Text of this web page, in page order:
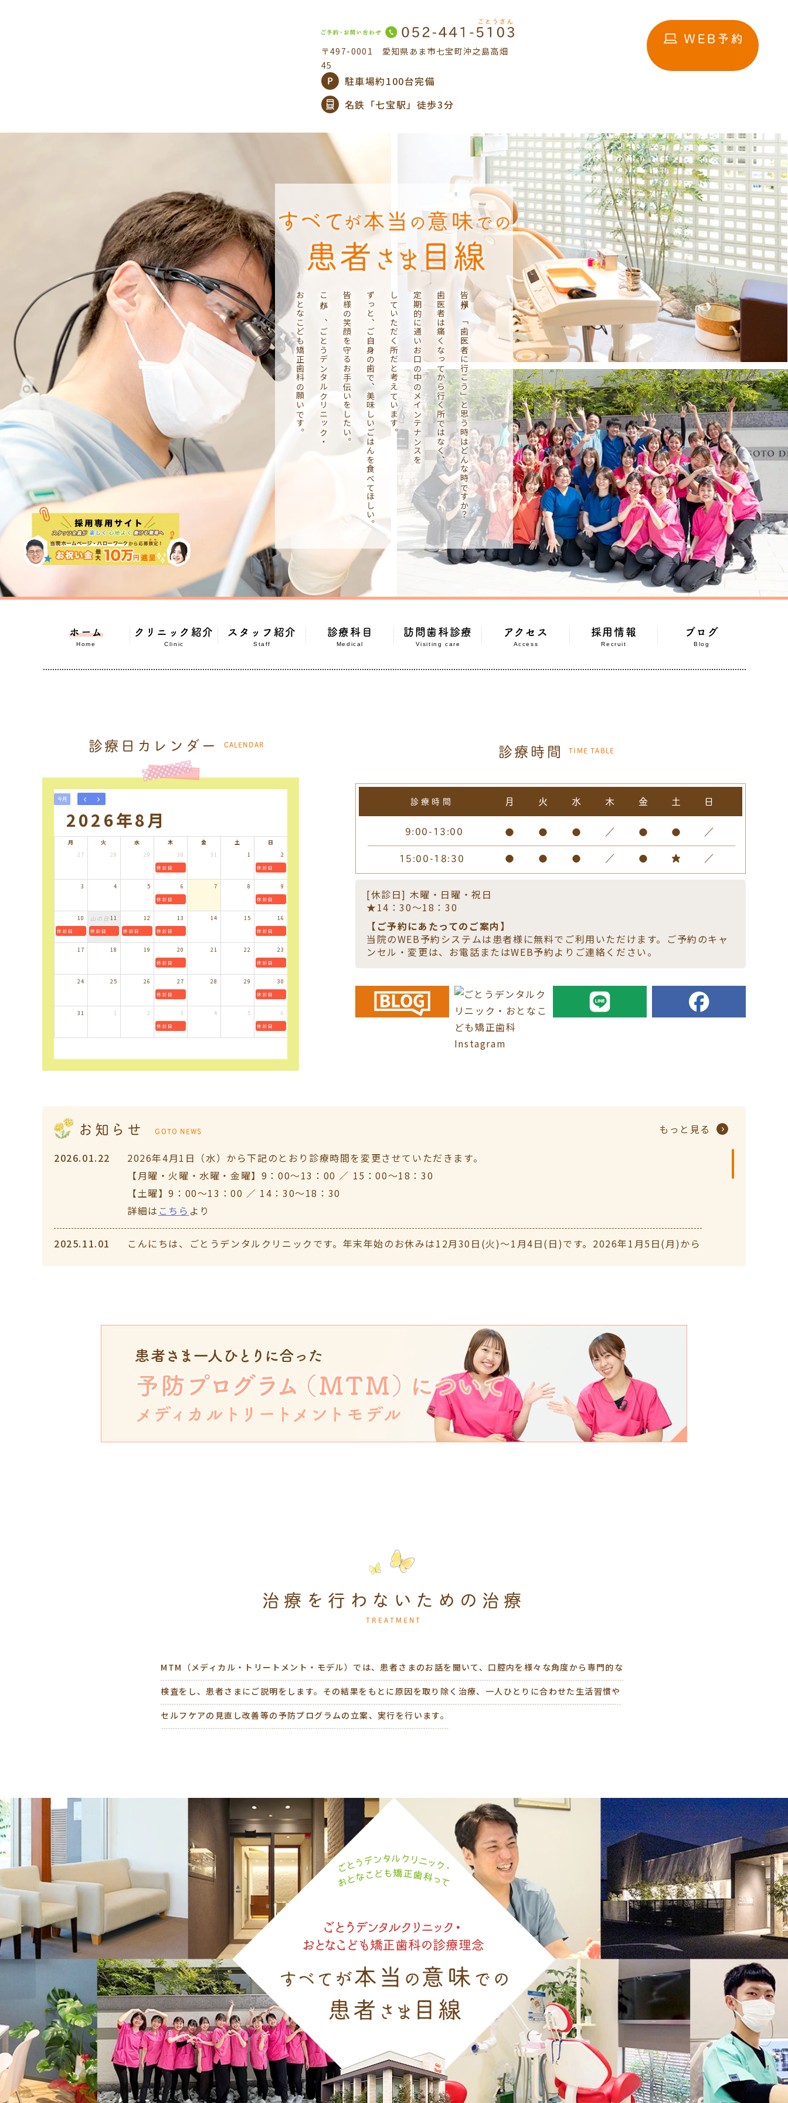
〒497-0001 愛知県あま市七宝町沖之島高畑
45
駐車場約100台完備
名鉄「七宝駅」徒歩3分
皆様が「歯医者に行こう」と思う時はどんな時ですか？
歯医者は痛くなってから行く所ではなく、
定期的に通いお口の中のメインテナンスを
していただく所だと考えています。
ずっと、ご自身の歯で、美味しいごはんを食べてほしい。
皆様の笑顔を守るお手伝いをしたい。
これが、ごとうデンタルクリニック・
おとなこども矯正歯科の願いです。
ホーム
Home
クリニック紹介
Clinic
スタッフ紹介
Staff
診療科目
Medical
訪問歯科診療
Visiting care
アクセス
Access
採用情報
Recruit
ブログ
Blog
診療日カレンダー CALENDAR
今月
2026年8月
月 火 水 木 金 土
日
27
28 29 30
休診日
31 1 2
休診日
3 4 5 6
休診日
7 8 9
休診日
10
休診日
11
休診日
山の日 12
休診日
13
休診日
14 15 16
休診日
17 18 19 20
休診日
21 22 23
休診日
24 25 26 27
休診日
28 29 30
休診日
31 1 2 3
休診日
4 5 6
休診日
診療時間 TIME TABLE
診療時間 月 火 水 木 金 土 日
9:00-13:00 ● ● ● ／ ● ●
／
15:00-18:30
● ● ● ／ ● ★ ／
[休診日] 木曜・日曜・祝日
★14：30～18：30
【ご予約にあたってのご案内】
当院のWEB予約システムは患者様に無料でご利用いただけます。ご予約のキャ
ンセル・変更は、お電話またはWEB予約よりご連絡ください。
お知らせ GOTO NEWS
2026.01.22
2026年4月1日（水）から下記のとおり診療時間を変更させていただきます。
【月曜・火曜・水曜・金曜】 9：00～13：00 ／ 15：00～18：30
【土曜】9：00～13：00 ／ 14：30～18：30
詳細は こちら より
2025.11.01
こんにちは、ごとうデンタルクリニックです。年末年始のお休みは12月30日(火)〜1月4日(日)です。2026年1月5日(月)から
日）は休診日となります。お盆明けは8月15日（金曜日）からになります。 診療時間は、午前9:00〜12:30(最終受付12：
00)、午後14:30〜18:30(最終受付18:00) です。よろしくお願い致します。
誠に勝手ながら、明日6/17(火)研修会参加のため 休診とさせていただきます。 ご不便・ご迷惑をおかけしますが、 ご理解
のほどよろしくお願いいたします。 明後日6/18(水)から通常通り診療いたします。 よろしくお願いいたします。 ごとうデ
ンタルクリニック 院長
もっと見る
治療を行わないための治療
TREATMENT
MTM（メディカル・トリートメント・モデル）では、患者さまのお話を聞いて、口腔内を様々な角度から専門的な
検査をし、患者さまにご説明をします。その結果をもとに原因を取り除く治療、一人ひとりに合わせた生活習慣や
セルフケアの見直し改善等の予防プログラムの立案、実行を行います。